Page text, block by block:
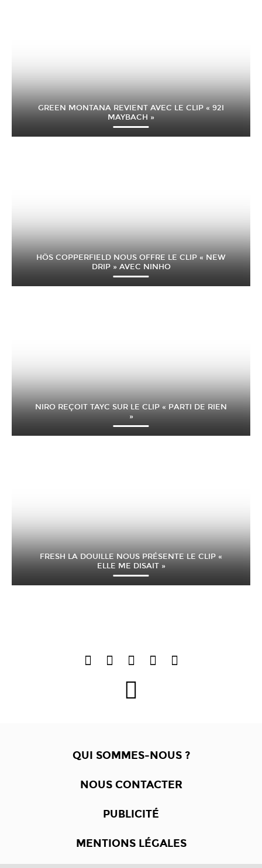
GREEN MONTANA REVIENT AVEC LE CLIP « 92I
MAYBACH »
HÖS COPPERFIELD NOUS OFFRE LE CLIP « NEW
DRIP » AVEC NINHO
NIRO REÇOIT TAYC SUR LE CLIP « PARTI DE RIEN
»
FRESH LA DOUILLE NOUS PRÉSENTE LE CLIP «
ELLE ME DISAIT »
QUI SOMMES-NOUS ?
NOUS CONTACTER
PUBLICITÉ
MENTIONS LÉGALES